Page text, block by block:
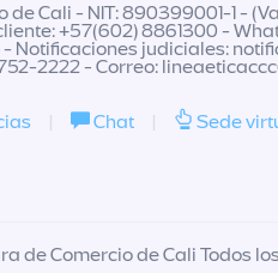
Cali - NIT: 890399001-1 -
+57(602) 8861300 -
- Notificaciones judiciales:
2222 - Correo:
| Chat | Sede
de Comercio de Cali Todos